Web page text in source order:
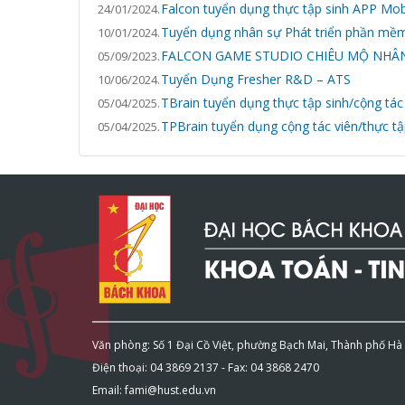
24/01/2024.Falcon tuyển dụng thực tập sinh APP
10/01/2024.Tuyển dụng nhân sự Phát triển phần
05/09/2023.FALCON GAME STUDIO CHIÊU MỘ
10/06/2024.Tuyển Dụng Fresher R&D – ATS
05/04/2025.TBrain tuyển dụng thực tập sinh/cộng
05/04/2025.TPBrain tuyển dụng cộng tác viên/thực
Văn phòng: Số 1 Đại Cồ Việt, phường Bạch Mai, Thành phố
Điện thoại: 04 3869 2137 - Fax: 04 3868 2470
Email: fami@hust.edu.vn